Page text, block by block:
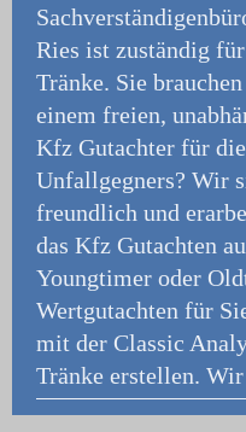
Ries ist zuständig
Tränke. Sie
einem freien,
Kfz Gutachter für
Unfallgegners? Wir
freundlich und
das Kfz Gutachten
Youngtimer oder
Wertgutachten für
mit der Classic
Tränke erstellen.